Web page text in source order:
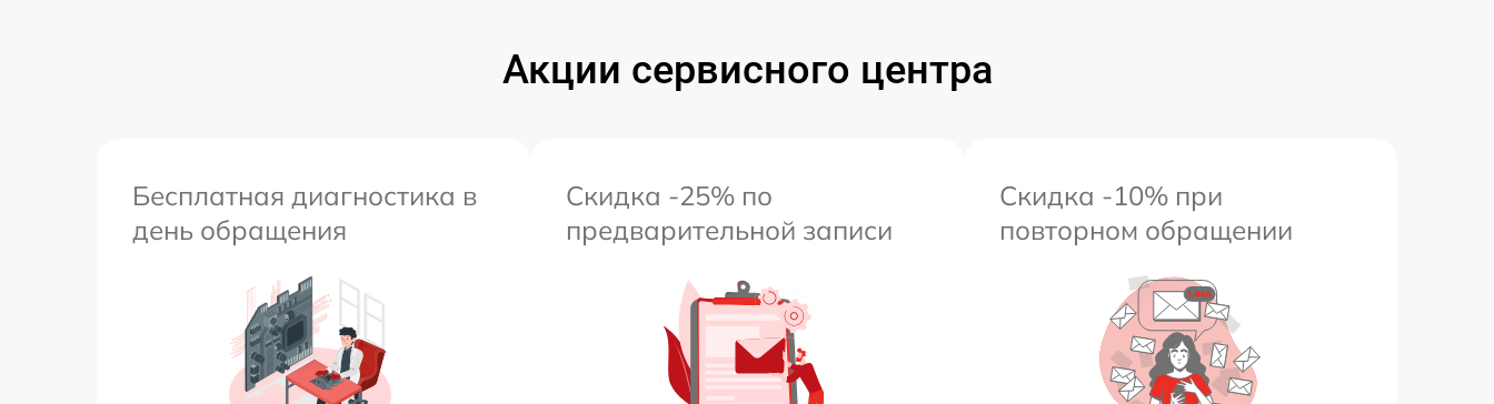
Акции сервисного центра
Бесплатная диагностика в
день обращения
Скидка -25% по
предварительной записи
Скидка -10% при
повторном обращении